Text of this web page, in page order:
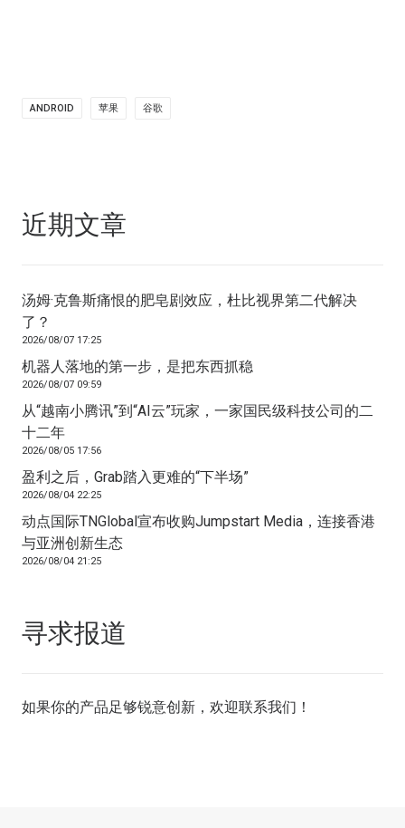
ANDROID 苹果 谷歌
近期文章
汤姆·克鲁斯痛恨的肥皂剧效应，杜比视界第二代解决
了？
2026/08/07 17:25
机器人落地的第一步，是把东西抓稳
2026/08/07 09:59
从“越南小腾讯”到“AI云”玩家，一家国民级科技公司的二
十二年
2026/08/05 17:56
盈利之后，Grab踏入更难的“下半场”
2026/08/04 22:25
动点国际TNGlobal宣布收购Jumpstart Media，连接香港
与亚洲创新生态
2026/08/04 21:25
寻求报道
如果你的产品足够锐意创新，欢迎联系我们 ！